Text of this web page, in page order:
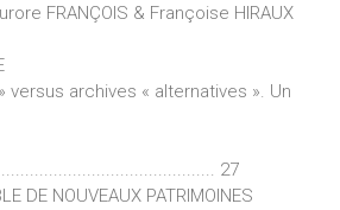
FRANÇOIS & Françoise HIRAUX
versus archives « alternatives ». Un
27
DE NOUVEAUX PATRIMOINES